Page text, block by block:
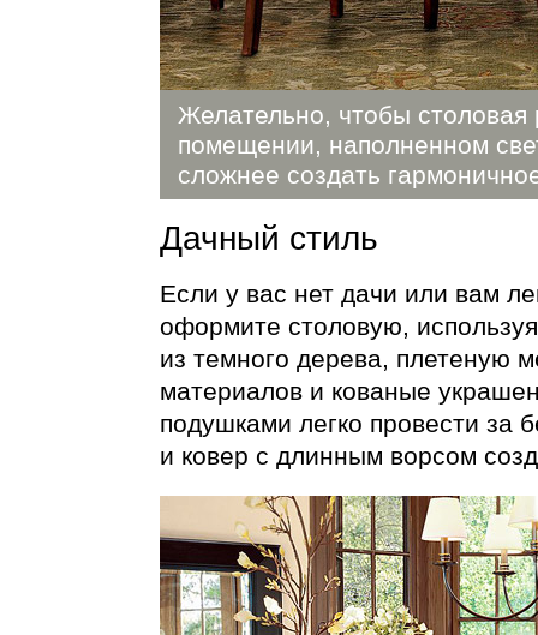
Желательно, чтобы столовая
помещении, наполненном
сложнее создать
Дачный стиль
Если у вас нет дачи или вам
оформите столовую,
из темного дерева, плетеную
материалов и кованые
подушками легко провести за
и ковер с длинным ворсом